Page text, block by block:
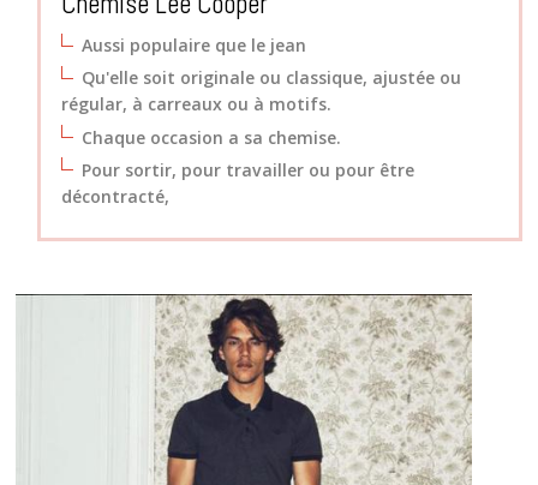
Aussi populaire que le jean
Qu'elle soit originale ou classique, ajustée ou
régular, à carreaux ou à motifs.
Chaque occasion a sa chemise.
Pour sortir, pour travailler ou pour être
décontracté,